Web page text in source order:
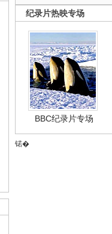
纪录片热映专场
BBC纪录片专场
锘�